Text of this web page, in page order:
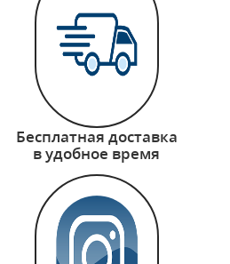
Бесплатная доставка
в удобное время